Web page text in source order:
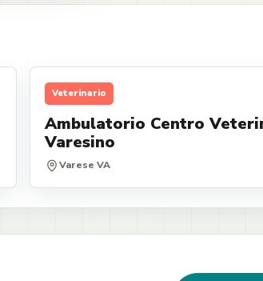
Veterinario
Ambulatorio Centro
Varesino
Varese VA